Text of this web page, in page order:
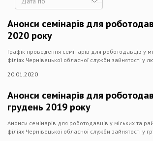
Анонси семінарів для
2020 року
Графік проведення семінарів для роботодавців у
філіях Чернівецької обласної служби зайнятості у
20.01.2020
Анонси семінарів для
грудень 2019 року
Анонси семінарів для роботодавців у міських та
філіях Чернівецької обласної служби зайнятості у